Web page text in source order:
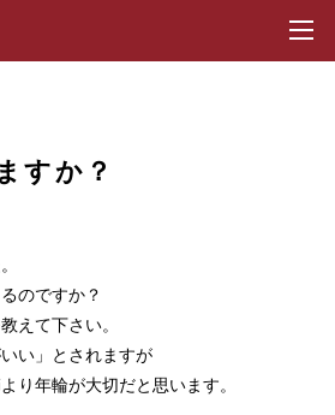
すか？
のですか？
えて下さい。
い」とされますが
り年輪が大切だと思います。